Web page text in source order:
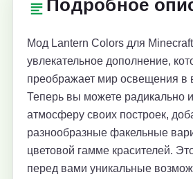
Подробное
Мод Lantern Colors для
увлекательное дополнение,
преображает мир освещения в
Теперь вы можете радикально
атмосферу своих построек,
разнообразные факельные
цветовой гамме красителей.
перед вами уникальные